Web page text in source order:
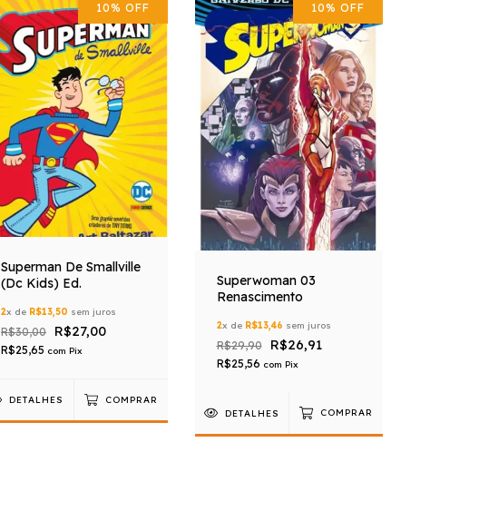
10% OFF
Superman De Smallville
(Dc Kids) Ed.
2x de R$13,50 sem juros
R$30,00 R$27,00
R$25,65 com Pix
DETALHES COMPRAR
10% OFF
Superwoman 03
Renascimento
2x de R$13,46 sem juros
R$29,90 R$26,91
R$25,56 com Pix
DETALHES COMPRAR